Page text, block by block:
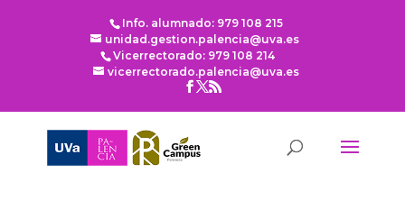
Info. alumnado: 979 108 215
unidad.gestion.palencia@uva.es
Vicerrectorado: 979 108 214
vicerrectorado.palencia@uva.es